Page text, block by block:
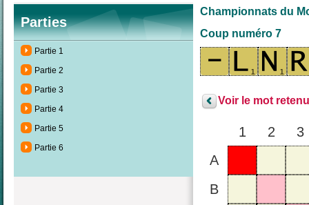
Parties
Partie 1
Partie 2
Partie 3
Partie 4
Partie 5
Partie 6
Championnats du
Coup numéro 7
Voir le mot
1 2
3
A
B